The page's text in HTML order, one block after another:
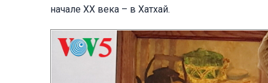
начале XX века – в Хатхай.